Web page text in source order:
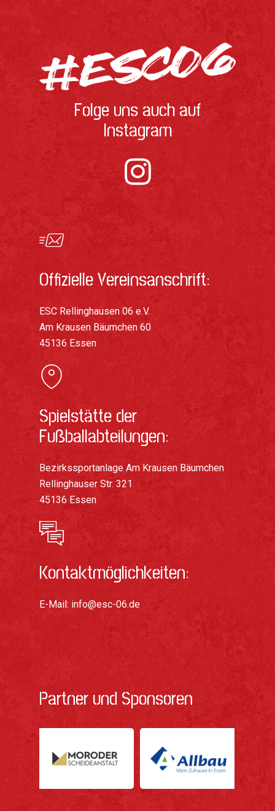
Folge uns auch auf
Instagram
Offizielle Vereinsanschrift:
ESC Rellinghausen 06 e.V.
Am Krausen Bäumchen 60
45136 Essen
Spielstätte der
Fußballabteilungen:
Bezirkssportanlage Am Krausen Bäumchen
Rellinghauser Str. 321
45136 Essen
Kontaktmöglichkeiten:
E-Mail: info@esc-06.de
Partner und Sponsoren